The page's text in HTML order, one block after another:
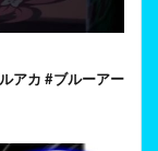
アカ #ブルーアー